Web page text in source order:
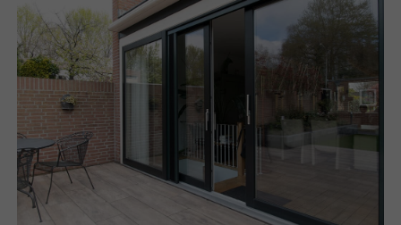
Zakelijk
Kennisbank
Over ons
Contact